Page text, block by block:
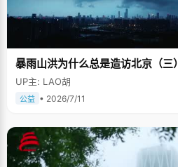
暴雨山洪为什么总是造访北京（三）
UP主: LAO胡
公益 • 2026/7/11